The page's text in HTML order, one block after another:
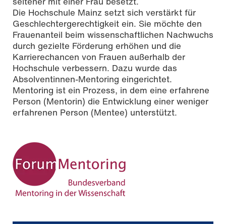
Die Hochschule Mainz setzt sich verstärkt für
Geschlechtergerechtigkeit ein. Sie möchte den
Frauenanteil beim wissenschaftlichen Nachwuchs
durch gezielte Förderung erhöhen und die
Karrierechancen von Frauen außerhalb der
Hochschule verbessern. Dazu wurde das
Absolventinnen-Mentoring eingerichtet.
Mentoring ist ein Prozess, in dem eine erfahrene
Person (Mentorin) die Entwicklung einer weniger
erfahrenen Person (Mentee) unterstützt.